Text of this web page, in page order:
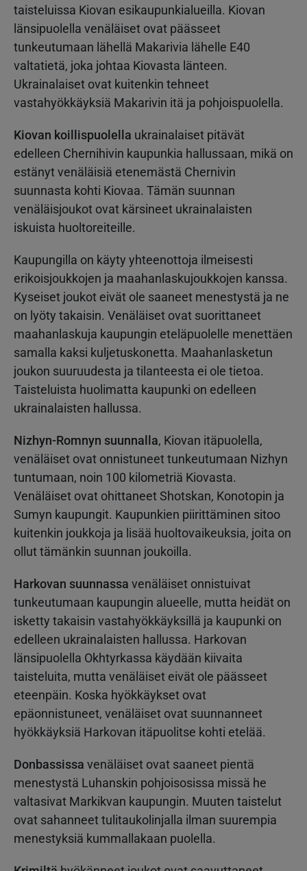
taisteluissa Kiovan esikaupunkialueilla. Kiovan
länsipuolella venäläiset ovat päässeet
tunkeutumaan lähellä Makarivia lähelle E40
valtatietä, joka johtaa Kiovasta länteen.
Ukrainalaiset ovat kuitenkin tehneet
vastahyökkäyksiä Makarivin itä ja pohjoispuolella.
Kiovan koillispuolella ukrainalaiset pitävät
edelleen Chernihivin kaupunkia hallussaan, mikä on
estänyt venäläisiä etenemästä Chernivin
suunnasta kohti Kiovaa. Tämän suunnan
venäläisjoukot ovat kärsineet ukrainalaisten
iskuista huoltoreiteille.
Kaupungilla on käyty yhteenottoja ilmeisesti
erikoisjoukkojen ja maahanlaskujoukkojen kanssa.
Kyseiset joukot eivät ole saaneet menestystä ja ne
on lyöty takaisin. Venäläiset ovat suorittaneet
maahanlaskuja kaupungin eteläpuolelle menettäen
samalla kaksi kuljetuskonetta. Maahanlasketun
joukon suuruudesta ja tilanteesta ei ole tietoa.
Taisteluista huolimatta kaupunki on edelleen
ukrainalaisten hallussa.
Nizhyn-Romnyn suunnalla, Kiovan itäpuolella,
venäläiset ovat onnistuneet tunkeutumaan Nizhyn
tuntumaan, noin 100 kilometriä Kiovasta.
Venäläiset ovat ohittaneet Shotskan, Konotopin ja
Sumyn kaupungit. Kaupunkien piirittäminen sitoo
kuitenkin joukkoja ja lisää huoltovaikeuksia, joita on
ollut tämänkin suunnan joukoilla.
Harkovan suunnassa venäläiset onnistuivat
tunkeutumaan kaupungin alueelle, mutta heidät on
isketty takaisin vastahyökkäyksillä ja kaupunki on
edelleen ukrainalaisten hallussa. Harkovan
länsipuolella Okhtyrkassa käydään kiivaita
taisteluita, mutta venäläiset eivät ole päässeet
eteenpäin. Koska hyökkäykset ovat
epäonnistuneet, venäläiset ovat suunnanneet
hyökkäyksiä Harkovan itäpuolitse kohti etelää.
Donbassissa venäläiset ovat saaneet pientä
menestystä Luhanskin pohjoisosissa missä he
valtasivat Markikvan kaupungin. Muuten taistelut
ovat sahanneet tulitaukolinjalla ilman suurempia
menestyksiä kummallakaan puolella.